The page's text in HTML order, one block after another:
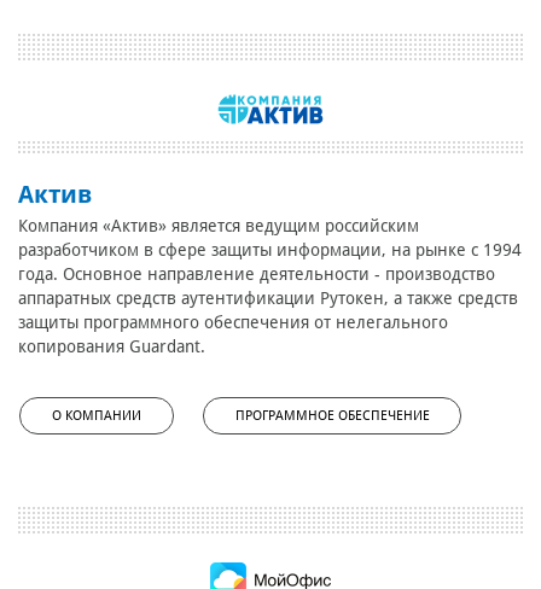
Актив
Компания «Актив» является ведущим российским
разработчиком в сфере защиты информации, на рынке с 1994
года. Основное направление деятельности - производство
аппаратных средств аутентификации Рутокен, а также средств
защиты программного обеспечения от нелегального
копирования Guardant.
О КОМПАНИИ ПРОГРАММНОЕ ОБЕСПЕЧЕНИЕ